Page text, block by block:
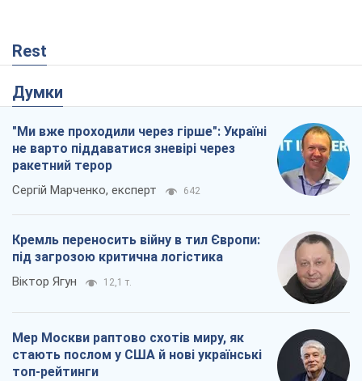
Rest
Думки
"Ми вже проходили через гірше": Україні
не варто піддаватися зневірі через
ракетний терор
Сергій Марченко, експерт 642
Кремль переносить війну в тил Європи:
під загрозою критична логістика
Віктор Ягун 12,1 т.
Мер Москви раптово схотів миру, як
стають послом у США й нові українські
топ-рейтинги